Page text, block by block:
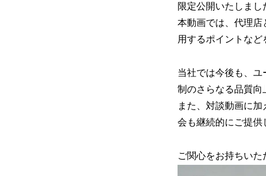
限定公開いたしまし
本動画では、代理店
用するポイントなど
当社では今後も、
制のさらなる品質向
また、対談動画に
会も継続的にご提供
ご関心をお持ちいた